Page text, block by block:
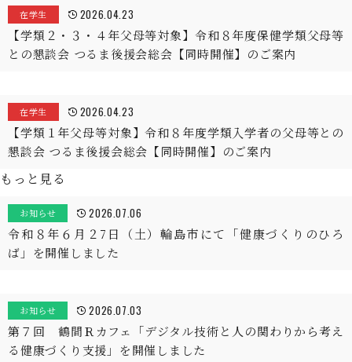
在学生 2026.04.23
【学類２・３・４年父母等対象】令和８年度保健学類父母等
との懇談会 つるま後援会総会【同時開催】のご案内
在学生 2026.04.23
【学類１年父母等対象】令和８年度学類入学者の父母等との
懇談会 つるま後援会総会【同時開催】のご案内
もっと見る
お知らせ 2026.07.06
令和８年６月２7日（土）輪島市にて「健康づくりのひろ
ば」を開催しました
お知らせ 2026.07.03
第７回 鶴間Ｒカフェ「デジタル技術と人の関わりから考え
る健康づくり支援」を開催しました